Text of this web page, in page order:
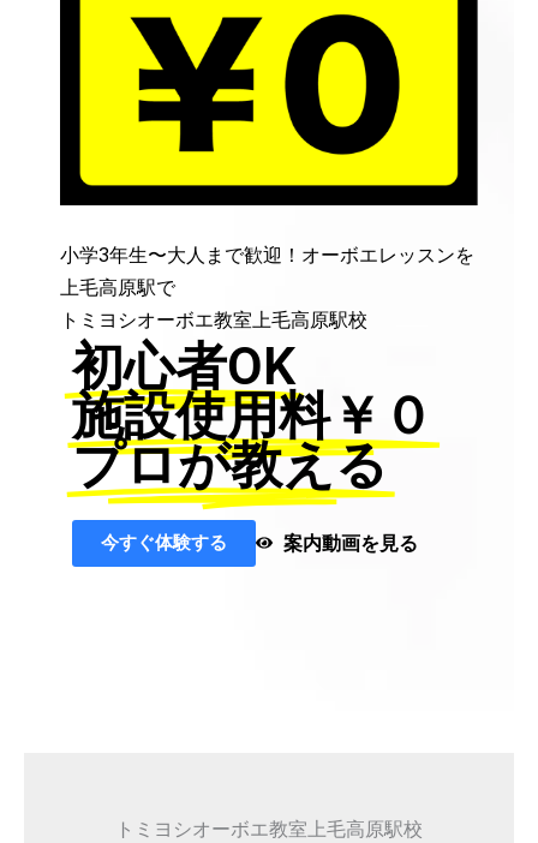
小学3年生〜大人まで歓迎！オーボエレッスンを
上毛高原駅で
トミヨシオーボエ教室上毛高原駅校
初心者OK
施設使用料￥０
プロが教える
今すぐ体験する 案内動画を見る
トミヨシオーボエ教室上毛高原駅校